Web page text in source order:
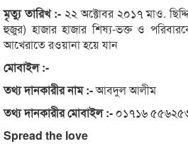
মৃত্যু তারিখ :- ২২ অক্টোবর ২০১৭ মাও.
হুজুর) হাজার হাজার শিষ্য-ভক্ত ও
আখেরাতে রওয়ানা হয়ে যান
মোবাইল :-
তথ্য দানকারীর নাম :-আবদুল আলীম
তথ্য দানকারীর মোবাইল :- ০১৭১৬
Spread the love